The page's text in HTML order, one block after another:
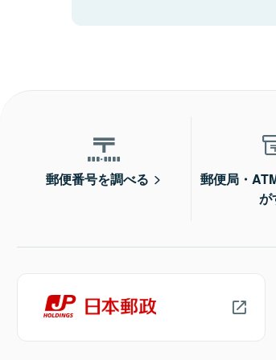
郵便番号を調べる
郵便局・
が